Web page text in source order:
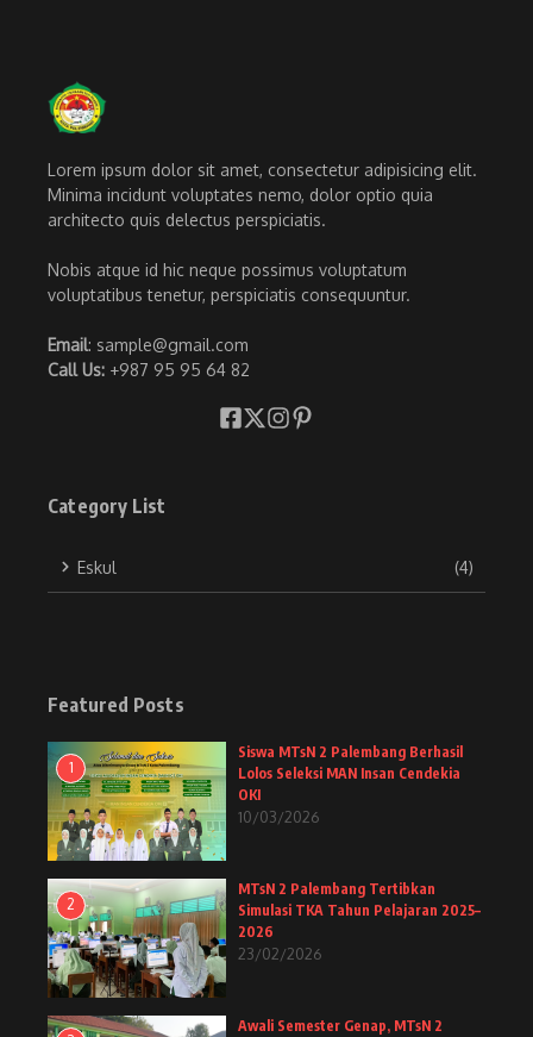
Lorem ipsum dolor sit amet, consectetur adipisicing elit.
Minima incidunt voluptates nemo, dolor optio quia
architecto quis delectus perspiciatis.
Nobis atque id hic neque possimus voluptatum
voluptatibus tenetur, perspiciatis consequuntur.
Email: sample@gmail.com
Call Us: +987 95 95 64 82
Category List
Eskul (4)
Featured Posts
1
Siswa MTsN 2 Palembang Berhasil
Lolos Seleksi MAN Insan Cendekia
OKI
10/03/2026
2
MTsN 2 Palembang Tertibkan
Simulasi TKA Tahun Pelajaran 2025–
2026
23/02/2026
Awali Semester Genap, MTsN 2